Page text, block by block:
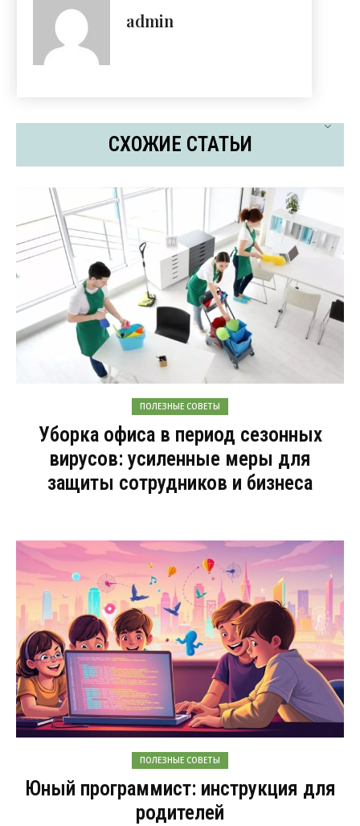
admin
СХОЖИЕ СТАТЬИ
ПОЛЕЗНЫЕ СОВЕТЫ
Уборка офиса в период сезонных
вирусов: усиленные меры для
защиты сотрудников и бизнеса
ПОЛЕЗНЫЕ СОВЕТЫ
Юный программист: инструкция для
родителей